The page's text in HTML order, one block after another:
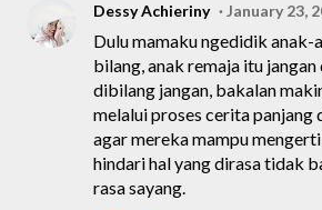
Dessy Achieriny January 23,
Dulu mamaku ngedidik anak-
bilang, anak remaja itu
dibilang jangan, bakalan
melalui proses cerita panjang
agar mereka mampu
hindari hal yang dirasa tidak
rasa sayang.